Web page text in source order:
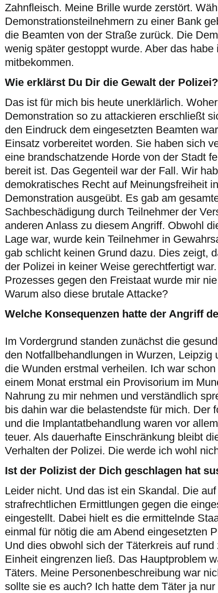
Zahnfleisch. Meine Brille wurde zerstört.
Demonstrationsteilnehmern zu einer Bank
die Beamten von der Straße zurück. Die
wenig später gestoppt wurde. Aber das
mitbekommen.
Wie erklärst Du Dir die Gewalt der Polizei?
Das ist für mich bis heute unerklärlich.
Demonstration so zu attackieren erschließt
den Eindruck dem eingesetzten Beamten
Einsatz vorbereitet worden. Sie haben sich
eine brandschatzende Horde von der Stadt
bereit ist. Das Gegenteil war der Fall. Wir
demokratisches Recht auf Meinungsfreiheit
Demonstration ausgeübt. Es gab am
Sachbeschädigung durch Teilnehmer der
anderen Anlass zu diesem Angriff. Obwohl
Lage war, wurde kein Teilnehmer in
gab schlicht keinen Grund dazu. Dies zeigt,
der Polizei in keiner Weise gerechtfertigt
Prozesses gegen den Freistaat wurde mir
Warum also diese brutale Attacke?
Welche Konsequenzen hatte der Angriff
Im Vordergrund standen zunächst die
den Notfallbehandlungen in Wurzen, Leipzig
die Wunden erstmal verheilen. Ich war
einem Monat erstmal ein Provisorium im
Nahrung zu mir nehmen und verständlich
bis dahin war die belastendste für mich. Der
und die Implantatbehandlung waren vor
teuer. Als dauerhafte Einschränkung bleibt
Verhalten der Polizei. Die werde ich wohl
Ist der Polizist der Dich geschlagen hat
Leider nicht. Und das ist ein Skandal. Die
strafrechtlichen Ermittlungen gegen die
eingestellt. Dabei hielt es die ermittelnde
einmal für nötig die am Abend eingesetzten
Und dies obwohl sich der Täterkreis auf
Einheit eingrenzen ließ. Das Hauptproblem
Täters. Meine Personenbeschreibung war
sollte sie es auch? Ich hatte dem Täter ja